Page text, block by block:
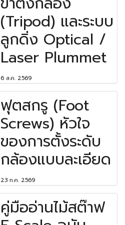
(Tripod) และระบบ
ลูกดิ่ง Optical /
Laser Plummet
6 ส.ค. 2569
ฟุตสกรู (Foot
Screws) หัวใจ
ของการตั้งระดับ
กล้องแบบละเอียด
23 ก.ค. 2569
คู่มืออ่านไม้สต๊าฟ